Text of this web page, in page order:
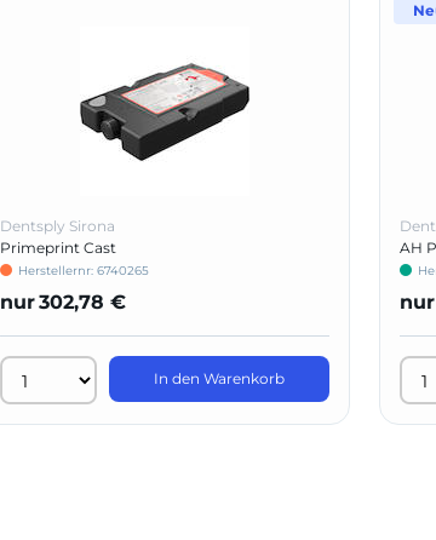
Dentsply Sirona
Primeprint Cast
Herstellernr: 6740265
nur302,78 €
In den Warenkorb
AH
nur